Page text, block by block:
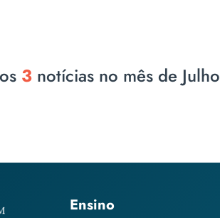
3 notícias no mês de Julho
Ensino